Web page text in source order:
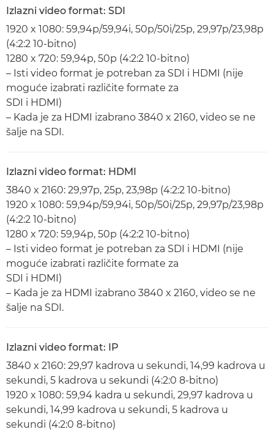
Izlazni video format: SDI
1920 x 1080: 59,94p/59,94i, 50p/50i/25p, 29,97p/23,98p
(4:2:2 10-bitno)
1280 x 720: 59,94p, 50p (4:2:2 10-bitno)
– Isti video format je potreban za SDI i HDMI (nije
moguće izabrati različite formate za
SDI i HDMI)
– Kada je za HDMI izabrano 3840 x 2160, video se ne
šalje na SDI.
Izlazni video format: HDMI
3840 x 2160: 29,97p, 25p, 23,98p (4:2:2 10-bitno)
1920 x 1080: 59,94p/59,94i, 50p/50i/25p, 29,97p/23,98p
(4:2:2 10-bitno)
1280 x 720: 59,94p, 50p (4:2:2 10-bitno)
– Isti video format je potreban za SDI i HDMI (nije
moguće izabrati različite formate za
SDI i HDMI)
– Kada je za HDMI izabrano 3840 x 2160, video se ne
šalje na SDI.
Izlazni video format: IP
3840 x 2160: 29,97 kadrova u sekundi, 14,99 kadrova u
sekundi, 5 kadrova u sekundi (4:2:0 8-bitno)
1920 x 1080: 59,94 kadra u sekundi, 29,97 kadrova u
sekundi, 14,99 kadrova u sekundi, 5 kadrova u
sekundi (4:2:0 8-bitno)